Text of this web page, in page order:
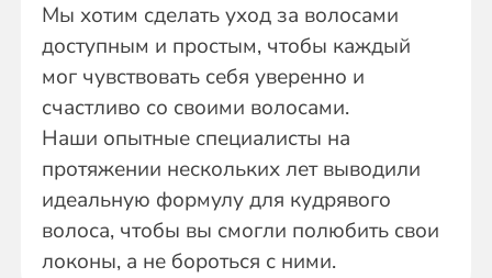
Мы хотим сделать уход за волосами
доступным и простым, чтобы каждый
мог чувствовать себя уверенно и
счастливо со своими волосами.
Наши опытные специалисты на
протяжении нескольких лет выводили
идеальную формулу для кудрявого
волоса, чтобы вы смогли полюбить свои
локоны, а не бороться с ними.